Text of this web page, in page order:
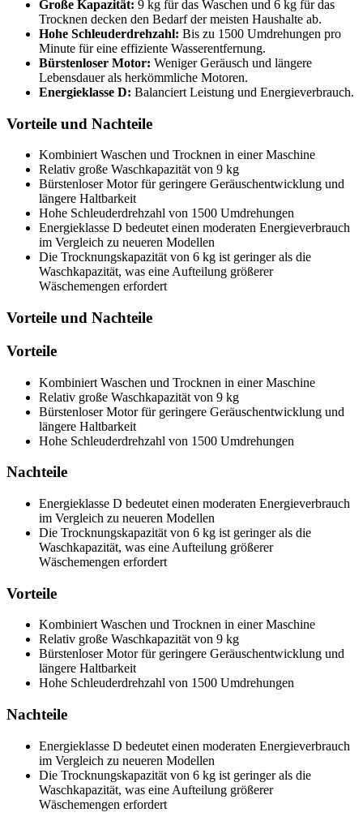
Große Kapazität: 9 kg für das Waschen und 6 kg für das
Trocknen decken den Bedarf der meisten Haushalte ab.
Hohe Schleuderdrehzahl: Bis zu 1500 Umdrehungen pro
Minute für eine effiziente Wasserentfernung.
Bürstenloser Motor: Weniger Geräusch und längere
Lebensdauer als herkömmliche Motoren.
Energieklasse D: Balanciert Leistung und Energieverbrauch.
Vorteile und Nachteile
Kombiniert Waschen und Trocknen in einer Maschine
Relativ große Waschkapazität von 9 kg
Bürstenloser Motor für geringere Geräuschentwicklung und
längere Haltbarkeit
Hohe Schleuderdrehzahl von 1500 Umdrehungen
Energieklasse D bedeutet einen moderaten Energieverbrauch
im Vergleich zu neueren Modellen
Die Trocknungskapazität von 6 kg ist geringer als die
Waschkapazität, was eine Aufteilung größerer
Wäschemengen erfordert
Vorteile und Nachteile
Vorteile
Kombiniert Waschen und Trocknen in einer Maschine
Relativ große Waschkapazität von 9 kg
Bürstenloser Motor für geringere Geräuschentwicklung und
längere Haltbarkeit
Hohe Schleuderdrehzahl von 1500 Umdrehungen
Nachteile
Energieklasse D bedeutet einen moderaten Energieverbrauch
im Vergleich zu neueren Modellen
Die Trocknungskapazität von 6 kg ist geringer als die
Waschkapazität, was eine Aufteilung größerer
Wäschemengen erfordert
Vorteile
Kombiniert Waschen und Trocknen in einer Maschine
Relativ große Waschkapazität von 9 kg
Bürstenloser Motor für geringere Geräuschentwicklung und
längere Haltbarkeit
Hohe Schleuderdrehzahl von 1500 Umdrehungen
Nachteile
Energieklasse D bedeutet einen moderaten Energieverbrauch
im Vergleich zu neueren Modellen
Die Trocknungskapazität von 6 kg ist geringer als die
Waschkapazität, was eine Aufteilung größerer
Wäschemengen erfordert